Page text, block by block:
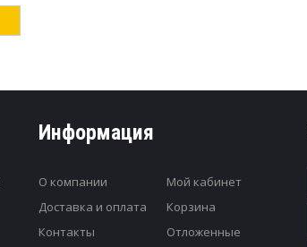
Информация
О компании
Доставка и оплата
Контакты
Мой кабинет
Корзина
Отложенные